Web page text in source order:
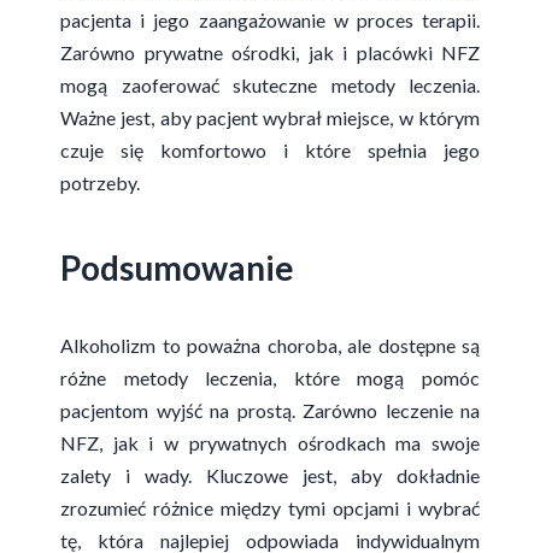
pacjenta i jego zaangażowanie w proces terapii.
Zarówno prywatne ośrodki, jak i placówki NFZ
mogą zaoferować skuteczne metody leczenia.
Ważne jest, aby pacjent wybrał miejsce, w którym
czuje się komfortowo i które spełnia jego
potrzeby.
Podsumowanie
Alkoholizm to poważna choroba, ale dostępne są
różne metody leczenia, które mogą pomóc
pacjentom wyjść na prostą. Zarówno leczenie na
NFZ, jak i w prywatnych ośrodkach ma swoje
zalety i wady. Kluczowe jest, aby dokładnie
zrozumieć różnice między tymi opcjami i wybrać
tę, która najlepiej odpowiada indywidualnym